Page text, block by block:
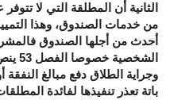
الثانية أن المطلقة التي لا
من خدمات الصندوق، وهذا
أحدث من أجلها الصندوق
وجراية الطلاق دفع مبالغ النفقة
باتة تعذر تنفيذها لفائدة